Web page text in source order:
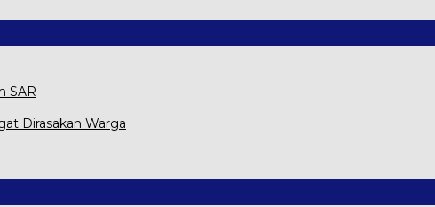
SAR
Dirasakan Warga